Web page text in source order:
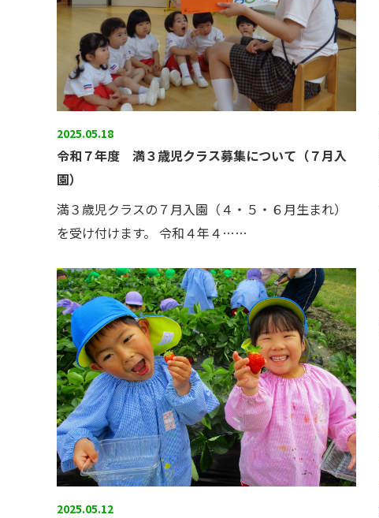
2025.05.18
令和７年度 満３歳児クラス募集について（７月入
園）
満３歳児クラスの７月入園（４・５・６月生まれ）
を受け付けます。 令和４年４……
2025.05.12